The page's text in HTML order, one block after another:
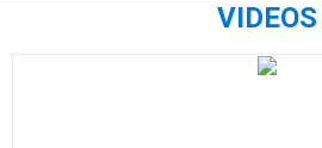
VIDEOS